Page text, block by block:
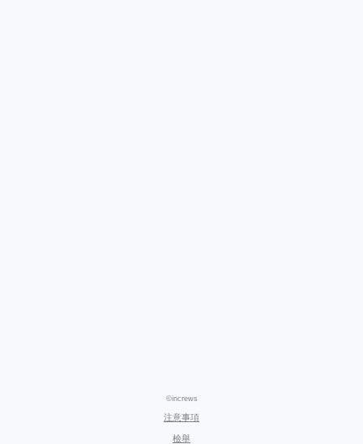
©increws
注意事項
檢舉